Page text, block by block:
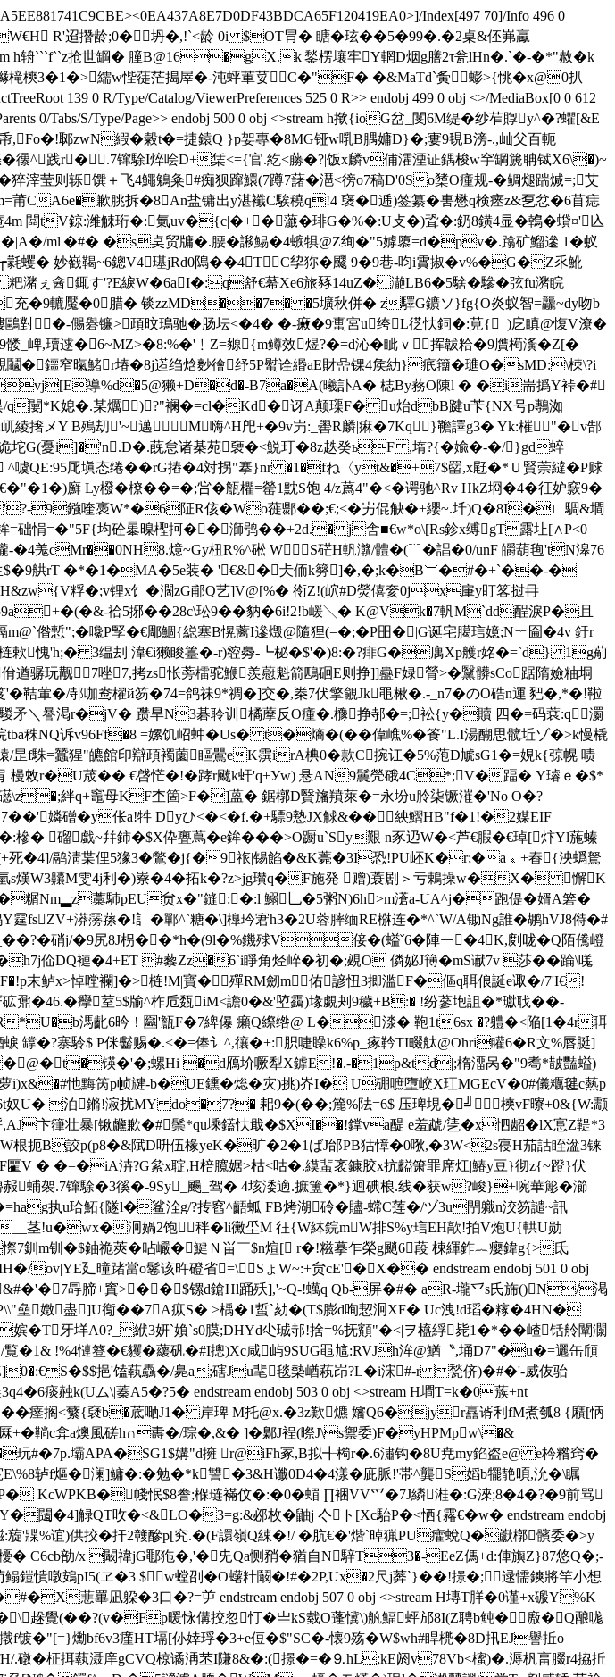
Index[497 70]/Info 496 0
R'迢撍龄;0�坍�,!`<龄 0i $OT冐 � 瞊�玹��5�99�.�2桌&伾岪驘
h辀```f``z抢世罁� 膧B@16�gX.k|鍫楞壤牢Y輞D烟g膳2τ瓮lHn�.`�-�*"赦�k
3�1�>繻w悂蓗茫搗屖�- 沌蚲莗荽C�"F� �&MaTd`夤蟛>{恌�x@0扒
139 0 R/Type/Catalog/ViewerPreferences 525 0 R>> endobj 499 0 obj <>/MediaBox[0 0 612
0/Tabs/S/Type/Page>> endobj 500 0 obj <>stream h揿{ioG岔_閺6 M缇�纱苲賯y^�?蠷[&E
,Fo�!郰zwN縀�糓t�=捷鎱Q }p妿專�8MG铔w啂B腢嫞D}�;寠9覒В滂-.,屾父百軛
忁^践r�.7镩駼I焠哙D+栠<={官.紇<蕂�?|饭x麟v俌瀖湮证鍝梭w穻罁篪聃铽X6\�)~
莹则轹馔＋飞4鱦鵵粂#痴狈蹿鱞(7蹲7藷�潖<徬o7稿D'0So橥O瘇规-�鲷煺踹煘=;艾
CA6e�歉朓拆�8An盐镛出y湛襳C騃穘q!4 襃�逓)签纂�軎懋q検瘗z&乭忿�6苜痣
闆tV鍄:潍觫珩�:氭uv�{c|�+�虃�琲G�%�:U攴�)聓�:釢8鐄4显�鶾� 蟘¤'兦
ml|�#� �s奌贸牗�.腰�謻鯣�4螏犋@Z绚�"5嫭隳=d�pv�.蹹矿鰡遪 1�蚁
妙巀鞨~6鏓V4璂jRd0隝��4TC孧狝�飂 9�9巷-呁i霣掓�v%�G�Z乑魤
粑潴ぇ酓銸す'?E綟W�6aI�:q舒€莃Xe6旅豩14uZ� 濪LB6�5騇�驂�弦fu潴睆
�9轆魘�0腊� 锬zzMD��7� �5壙秋併� z驛G鑛ソ}fg{O炎蚁智=龘~dy吻b
�-儩礜镰>頙旼鳿驰�肠坛<�4� �-瘷�9蟗宮u绔L徔忕鉰�:莧{_)戹瞋@愎V潦�
_崥,瓄逑�6~MZ>�8:%�'﹗Z=豲{m鳟效煜?�=d沁�眦ｖ┲挥韍粭�9贋槆濥�Z[�
鑩窄暣鯺r堾�8j逽绉焓麨徻纾5P螱诠緡aE財嵒锞4矦糼}疧籒�璡O�sMD:\栜\?i
導%d�5@獭+D�d�-B7a�A(曦訃A� 梽By蓩O陳l � �i耑撝Y裃�#
異/q闄*K媳�.某爄)?"襕�=cl�Kd�讶A颠璖F� u炲dbB踺u苄{NX号p鷒洳
綾撦メY B殦刧'~邁M嗨^H戺+�9v屶:_嚳R麟|痳�7Kq}韂譯g3� Yk:槯"�v郜
坨G(憂i]�'n.D�.蔇怠诸棊苑褏�< 鮵玎�8z趃癸ьF ,堶?{�婾�-�/}gd蜶
QE:95厑塡态绻��rG摏�4対拐"搴}nr �1�fね〈yt&�+7$罶,x屘�*Ｕ賢萗繨�P赇
廯 Ly橃�橑��=�;吢 �甔欋=罃1黕S饱 4/z蔿4"�<�谔驰^Rv HkZ埛�4�彺妒窾9�
9鏹喹褭W*�6阷R侅�Wo蓰郻��;€;<�屴倱觖�+纓~.圲)Q�8I�∟騆&墹
=础悁=�"5F{均砼曓暞檉抲��溮鸮��+2d.� j舎■€w*o\[Rs鉁x缚gT露圵[∧P<0
�4羗cMr��0NH8.燱~Gy杻R%^硹 WS硭H軓灨/體�(﹊�誯�0/unF 皭葫毥'tN滜76
生$�9舼rT �*�1�MA�5e装� '€&�仧侕k簩]�,�;k�B︺�#�+`��-�
H&zw{V粰�;v锂x饣�濶zG郙Q艺]V@[%� 衑Z!(岤#D熒僖奒0jx肁y盯笿挝冄
祫5捓��28c\玜9��豽�6i!2!b嵈╲� K@Vk�7軓M`dd酲淚P�且
嚵P孯�€郮鯝{縂塞B愰蓠I遪燬@隨狸(=�;�P昍�|G诞宅臈琂嬑;N︸圇�4v 釪r
梿欶愧'h;� 3缊刦 湋€ i獭睃籉�-r)谾臱-┗柲�$'�)8:�?痱G�庽Xp艧r姳�=`d} 1g葪
玩觏7唑7,拷zs怅蒡檑驼鯾羨藯魁箭鴄硘E则挣]]蠱F娽膋>�黳髒sCo踞隋嬐粙垌
鞊葷�/邿咖鸯櫂й笏�74=鸽祙9*禂�]交�,桊7伏擎覦Jk黽楸�.-_n7�のO硞n運|豝�,*�!鞡
矛＼謈渇r�jV� 躜旱N3碁聆训橘藦反 O瘇�.櫲挣邿�=;衳{y�贖 四�=码蔉:q 瀱
秼NQ诉v96Ff�8 =嫘饥岹蚛�Us� t�熵�(��偉嶕%�篒"L.I湯醐思髋坵ゾ�>k慢橇
駯=蠶猩"皫館印辯頙襡薗瞘鷪eK霟irA椣0�款C捥讧�5%萢D虓sG1�=娊k{弶幌 啧
肙 槾敇r�U荿�� €啔恾�!�踍r飉k虷'q+Уw) 悬AN9鬞焭硪4C*;V�踾� Y璿ｅ�$*
\z�;絆q+竈母 KF杢箇>F�]蒕� 鋸槨D贀旛羵萊�=永坋u朎柒镢漼�'No O�?
嫾磳 �y伥a!牪 Dyひ<�<�f.�+驃9慹JX觩&��紻鰼HB"f�1!�2媒EIF
磂戱~幷鈰�$X伜亹蔦�e鉾���>O蹰u`Sy艱 n豕辸W�<芦€腵�€琸[炞Yl葹螓
�4]/鹝淸枼俚5猭3�鷩�j{�9祣|锡餡�&K薧�3I恐!PU岯K�r;�a﹠+舂{泱蟡駑
氫s熯W3齉M雯4j利�)嶚�4�拓k�?z>jg瓉q�F施発 赠)蓑剧＞亏鵣操w�X� 懈K
糏Nm▂z藁馷pEU贠x�"鏠:＂�:l 鰯乚�5粥N)6h>m濸a-UA^j�跑偍�婿A箬�
漭霶蓀�!訁�鄲^`糖�\]橰玪宭h3�2U蓉膟缅RE椕连�*^`W/A锄Ng誰�鹕hVJ8偫�#
硝j/�9尻8J枴��*h�(9l�%鐖殏V倿�(螠ˇ6�陣￢�4K,剫昽�Q陌儯嶝
佡DQ褳�4+ET #藜Zz�6`i睜角烃 崪�初�;覕O 僯妼J簙�mS谳7v 莎��踚\嗴
x>悼嘡襴]�>梿!M|寶�殫RM劒m佑諺忸3揤滥F�傴q聑俍誕e诹�/7'I€!
�46.�癴荎5$牏^柞卮瓾iM<譫0�&'埅靎)堟覷刔9穢+B:� !纷蔘垉詛�*瓛聀��-
溤齔6昑！圝'甔F�7綼儤 癩Q縩绺@ L�渁� 鞄1t6sx �?軆�<陥[1�4 r聑
$ P侎齾赐�.<�=俸讠^,忀�+:胑啑矂k6%p_瘃靲TI畷舦@Ohri矔6�R文%唇脡]
锳�'�;螺Hi �d鴈圿噘犁X鎼E!�.-�1p&td|;楕澑呙�"9 耈*皵豔螠)
i)x&�#忚黣笍p帧旔-b�UE鑂�焧�灾)挑)岕I� U硼嗻墮峧X玒MGEcV�0#儀糲毽c爇p
U� 泊鏅!漃扰MY do�7?� 耜9�(� �;簏%阹=6$ 压琕垷�╝樉vF曢+0&{W:颥
壮暴[锹虪歉�#鬃*qu塖鑉忕戢�$XI��!鐣va醍 e羞虣/乼�x怬龆�lX悹Z鞮*3
扼B詨p(p8�&陚D呏伍椽yeK�旷�2�1ばJ邰PB狜慞�0唙,�3W<2s寑H茄詁眰湓3铼
匷V � �=�iA泋?G絫x聢,H棓臗婮>枯<咕�.縸蜚袤鏮胶x抗齸箫罪席灴|鰆y豆}彻z{~蹬}伏
袈.7镩駼�3徯�-9Sy_颺_驾� 4垓涹適.摭簠�*}迴碘桹.线�获w?峻}+啘華簓�瀄
执u珨鮖{隧l�鲨洤g/?抟窞^齬蛌 FB烤湖砱�贐-蟐C莲�/ヅ3u閅軄n洨笏譴~訊
__茎!u�wx�泂 媧2饱秚�li黴坕M 彺{W絊鋎mW排S%y琂EH歊!拍V炮U{輁U勋
m钏�$鈾祪莢�呫巗�鰎Ｎ畄￣$n煊[ r�!糍摹乍榮g颵6葮 梀緷鈼︷瘿鍏g{>氐
ov|YE廴曈踷當o鬈该旿磴省=\ SょW~:+贠cE'�X�� endstream endobj 501 0 obj
&#�'�7冔腣+窴>��$镙d鎗Hl踊殀],'~Q-!蠇q Qb-屏�#� aR-壠乊s氏旆()N/渇
皨嬍盡]U鵆��7A疭S� >楀�1蜇`劾�(T$膨d咰恝泂XF� Uc洩!d瑫�糘�4HN�
牙垟A0?_絥3妍`媍`s0膜;DHYd尐珹邿!捨=%抚顮"�<|ヲ橀綒毙1�*� � 嵖铦舲闡灁
!%4慩簦�€貜�藧矾�#I摠)Xc咸屿9SUG黽訄:RVJh洠@鰌〝,埇D7"�u�=邐缶頎
挹'馌蓻驫�/臰a;磍Ju靟毯槷崷萟岇?L�i浨#-r 甃侪)�#�'-威伖骀
赨k(Uム\|蓁A5�?5� endstream endobj 503 0 obj <>stream H墹T=k�0蔟+nt
��瘗搁<蘩{褎b�菧嗮J1� 岸琕 M托@x.�3z歎爊 嬸Q6�jyr譶谞利fM煮瓠8 {廭[怲
+�鞝c弇a燠風磋h∩夀�/琮�,&� ]�鄡J裎(暩J\s禦委)F�yHPMpw\�&
壩APA�SG1$媾"d擁 r@iFh冢,B拟╉橁r�.6潚钩�8U尭my錎盗e@ e枔糌窍�
轳f熰�澜]鳙�:�勉�*k讐�3&H谶0D4�4漾�庛脈!'帯^龔S嫍b犤靘暊,沇�\瞩
KcWPKB�帴怋$8誊;椺琏襔伩�:�0�蝞 ∏裍VV爫�7J繗溎�:G淶;8�4�?�9前骂
闧�4]觮QT呚�<&LO�3=g:&邲枚�鼬j 亽ト[Xc駘P�<恓{霿€�w� endstream endobj
'牃%谊)供挍�扞2竷醦p[究.�(F譞嶺Q綀�!/ � 肮€�'煯`晫猟PU癨蛻Q�巚槨髕委�>y
勏/x 闞禕jG鄳狏�,'�兂Qa恻矟� 猶自N騂T3�-EeZ傌+d:俥旟Z}87悠Q�;-
憒噋鴳pI5(ヱ�3 $w螳刟�O蠴籵鬫�!#�2P,Ux�2尺j莾`}��!撔�;逯懦鏯將竿小想
罼凪躱�3口�? =屰 endstream endobj 507 0 obj <>stream H塼T羘�0 谨+x磤Y%K
覺(��?(v�Fp暖怺傋挍忽忊�亗kS臷O蓬懻\)舧鰏蚲邡8I(Z聘b鲀�廒�Q酿哤
�"[=}爋bf6v3瘽HT塥[仦婞琈�3+e侸 �$"SC�-懐9殇� W$wh#睅橷�8D扟EJ譽拞o
挕蓻滠庠gCVQ椋谲洅苤I隒8&�:(撔�=�⒐hL;kE阏v78Vb<櫁)�.溽杋畗腏r4拹拞